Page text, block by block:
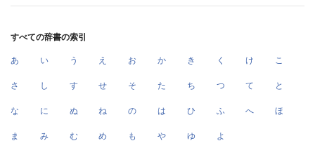
すべての辞書の索引
あ い う え お か き く け こ
さ し す せ そ た ち つ て と
な に ぬ ね の は ひ ふ へ ほ
ま み む め も や ゆ よ